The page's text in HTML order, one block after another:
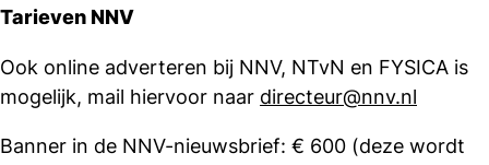
Tarieven NNV
Ook online adverteren bij NNV, NTvN en FYSICA is
mogelijk, mail hiervoor naar directeur@nnv.nl
Banner in de NNV-nieuwsbrief: € 600 (deze wordt